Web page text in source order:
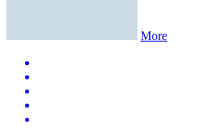
More